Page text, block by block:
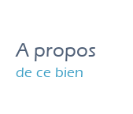
a propos
de ce bien